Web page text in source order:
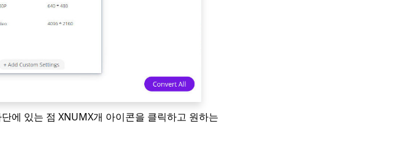
에 있는 점 XNUMX개 아이콘을 클릭하고 원하는